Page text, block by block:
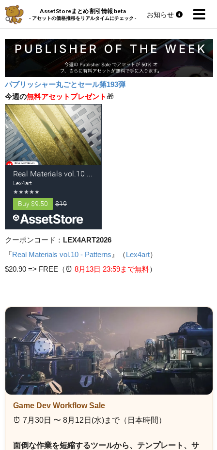
AssetStoreまとめ 割引情報 beta
- アセットの価格推移をリアルタイムにチェック - お知らせ
パブリッシャー丸ごとセール第193弾
今週の無料アセットプレゼント 🎁
クーポンコード： LEX4ART2026
『Real Materials vol.10 - Patterns 』（Lex4art）
$20.90 => FREE（⏰️ 8月13日 23:59まで無料）
Game Dev Workflow Sale
⏰️ 7月30日 〜 8月12日(水)まで（日本時間）
面倒な作業を短縮するツールから、テンプレート、サ